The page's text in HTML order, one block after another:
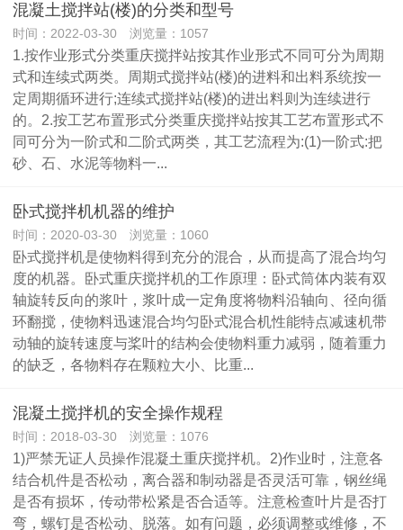
混凝土搅拌站(楼)的分类和型号
时间：2022-03-30 浏览量：1057
1.按作业形式分类重庆搅拌站按其作业形式不同可分为周期
式和连续式两类。周期式搅拌站(楼)的进料和出料系统按一
定周期循环进行;连续式搅拌站(楼)的进出料则为连续进行
的。2.按工艺布置形式分类重庆搅拌站按其工艺布置形式不
同可分为一阶式和二阶式两类，其工艺流程为:(1)一阶式:把
砂、石、水泥等物料一...
卧式搅拌机机器的维护
时间：2020-03-30 浏览量：1060
卧式搅拌机是使物料得到充分的混合，从而提高了混合均匀
度的机器。卧式重庆搅拌机的工作原理：卧式筒体内装有双
轴旋转反向的浆叶，浆叶成一定角度将物料沿轴向、径向循
环翻搅，使物料迅速混合均匀卧式混合机性能特点减速机带
动轴的旋转速度与桨叶的结构会使物料重力减弱，随着重力
的缺乏，各物料存在颗粒大小、比重...
混凝土搅拌机的安全操作规程
时间：2018-03-30 浏览量：1076
1)严禁无证人员操作混凝土重庆搅拌机。2)作业时，注意各
结合机件是否松动，离合器和制动器是否灵活可靠，钢丝绳
是否有损坏，传动带松紧是否合适等。注意检查叶片是否打
弯，螺钉是否松动、脱落。如有问题，必须调整或维修，不